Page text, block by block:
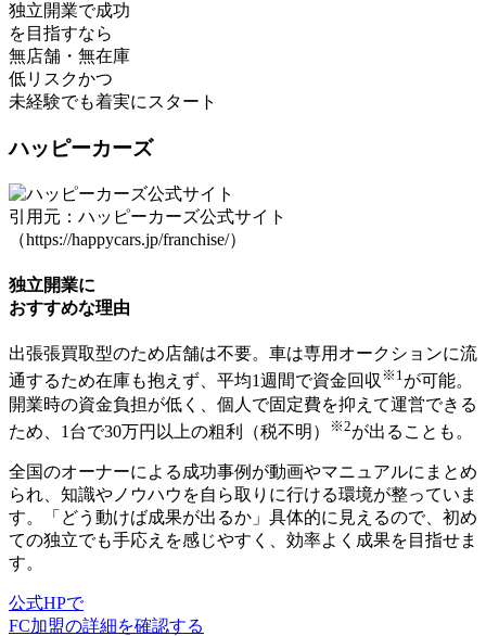
独立開業で成功
を目指すなら
無店舗・無在庫
低リスクかつ
未経験でも着実にスタート
ハッピーカーズ
引用元：ハッピーカーズ公式サイト
（https://happycars.jp/franchise/）
独立開業に
おすすめな理由
出張張買取型のため店舗は不要。車は専用オークションに流
通するため在庫も抱えず、平均1週間で資金回収 ※1が可能。
開業時の資金負担が低く、個人で固定費を抑えて運営できる
ため、1台で30万円以上の粗利（税不明）
※2が出ることも。
全国のオーナーによる成功事例が動画やマニュアルにまとめ
られ、 知識やノウハウを自ら取りに行ける環境が整っていま
す。「どう動けば成果が出るか」具体的に見えるので、初め
ての独立でも手応えを感じやすく、効率よく成果を目指せま
す。
公式HPで
FC加盟の詳細を確認する